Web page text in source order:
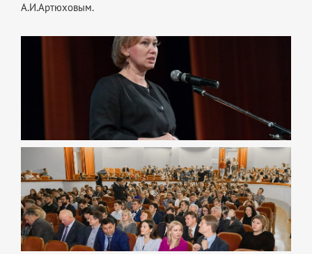
А.И.Артюховым.